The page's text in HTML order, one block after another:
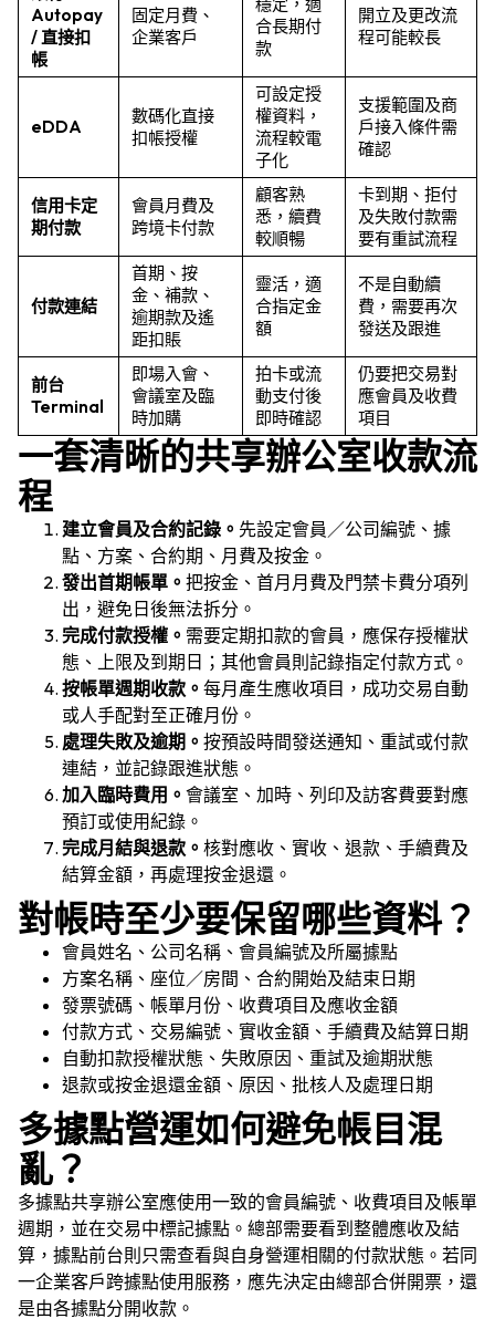
Autopay
/ 直接扣
帳
固定月費、
企業客戶
合長期付
款
開立及更改流
程可能較長
eDDA
數碼化直接
扣帳授權
可設定授
權資料，
流程較電
子化
支援範圍及商
戶接入條件需
確認
信用卡定
期付款
會員月費及
跨境卡付款
顧客熟
悉，續費
較順暢
卡到期、拒付
及失敗付款需
要有重試流程
付款連結
首期、按
金、補款、
逾期款及遙
距扣賬
靈活，適
合指定金
額
不是自動續
費，需要再次
發送及跟進
前台
Terminal
即場入會、
會議室及臨
時加購
拍卡或流
動支付後
即時確認
仍要把交易對
應會員及收費
項目
一套清晰的共享辦公室收款流
程
建立會員及合約記錄。 先設定會員／公司編號、據
點、方案、合約期、月費及按金。
發出首期帳單。 把按金、首月月費及門禁卡費分項列
出，避免日後無法拆分。
完成付款授權。 需要定期扣款的會員，應保存授權狀
態、上限及到期日；其他會員則記錄指定付款方式。
按帳單週期收款。 每月產生應收項目，成功交易自動
或人手配對至正確月份。
處理失敗及逾期。 按預設時間發送通知、重試或付款
連結，並記錄跟進狀態。
加入臨時費用。 會議室、加時、列印及訪客費要對應
預訂或使用紀錄。
完成月結與退款。 核對應收、實收、退款、手續費及
結算金額，再處理按金退還。
對帳時至少要保留哪些資料？
會員姓名、公司名稱、會員編號及所屬據點
方案名稱、座位／房間、合約開始及結束日期
發票號碼、帳單月份、收費項目及應收金額
付款方式、交易編號、實收金額、手續費及結算日期
自動扣款授權狀態、失敗原因、重試及逾期狀態
退款或按金退還金額、原因、批核人及處理日期
多據點營運如何避免帳目混
亂？
多據點共享辦公室應使用一致的會員編號、收費項目及帳單
週期，並在交易中標記據點。總部需要看到整體應收及結
算，據點前台則只需查看與自身營運相關的付款狀態。若同
一企業客戶跨據點使用服務，應先決定由總部合併開票，還
是由各據點分開收款。